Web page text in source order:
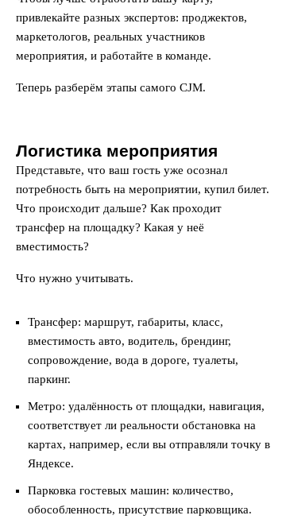
привлекайте разных экспертов: проджектов,
маркетологов, реальных участников
мероприятия, и работайте в команде.
Теперь разберём этапы самого CJM.
Логистика мероприятия
Представьте, что ваш гость уже осознал
потребность быть на мероприятии, купил билет.
Что происходит дальше? Как проходит
трансфер на площадку? Какая у неё
вместимость?
Что нужно учитывать.
Трансфер: маршрут, габариты, класс,
вместимость авто, водитель, брендинг,
сопровождение, вода в дороге, туалеты,
паркинг.
Метро: удалённость от площадки, навигация,
соответствует ли реальности обстановка на
картах, например, если вы отправляли точку в
Яндексе.
Парковка гостевых машин: количество,
обособленность, присутствие парковщика.